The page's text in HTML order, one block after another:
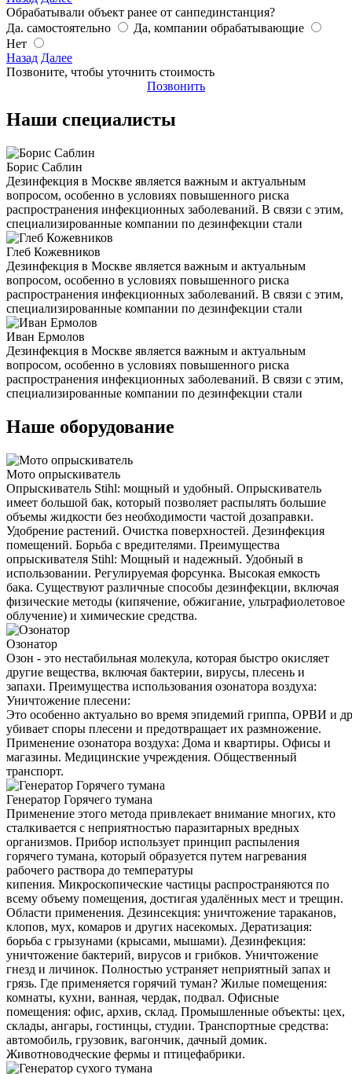
Обрабатывали объект ранее от санпединстанция?
Да. самостоятельно
Да, компании обрабатывающие
Нет
Назад Далее
Позвоните, чтобы уточнить стоимость
Позвонить
Наши специалисты
Борис Саблин
Дезинфекция в Москве является важным и актуальным
вопросом, особенно в условиях повышенного риска
распространения инфекционных заболеваний. В связи с этим,
специализированные компании по дезинфекции стали
Глеб Кожевников
Дезинфекция в Москве является важным и актуальным
вопросом, особенно в условиях повышенного риска
распространения инфекционных заболеваний. В связи с этим,
специализированные компании по дезинфекции стали
Иван Ермолов
Дезинфекция в Москве является важным и актуальным
вопросом, особенно в условиях повышенного риска
распространения инфекционных заболеваний. В связи с этим,
специализированные компании по дезинфекции стали
Наше оборудование
Мото опрыскиватель
Опрыскиватель Stihl: мощный и удобный. Опрыскиватель
имеет большой бак, который позволяет распылять большие
объемы жидкости без необходимости частой дозаправки.
Удобрение растений. Очистка поверхностей. Дезинфекция
помещений. Борьба с вредителями. Преимущества
опрыскивателя Stihl: Мощный и надежный. Удобный в
использовании. Регулируемая форсунка. Высокая емкость
бака. Существуют различные способы дезинфекции, включая
физические методы (кипячение, обжигание, ультрафиолетовое
облучение) и химические средства.
Озонатор
Озон - это нестабильная молекула, которая быстро окисляет
другие вещества, включая бактерии, вирусы, плесень и
запахи. Преимущества использования озонатора воздуха:
Уничтожение плесени:
Это особенно актуально во время эпидемий гриппа, ОРВИ и
убивает споры плесени и предотвращает их размножение.
Применение озонатора воздуха: Дома и квартиры. Офисы и
магазины. Медицинские учреждения. Общественный
транспорт.
Генератор Горячего тумана
Применение этого метода привлекает внимание многих, кто
сталкивается с неприятностью паразитарных вредных
организмов. Прибор использует принцип распыления
горячего тумана, который образуется путем нагревания
рабочего раствора до температуры
кипения. Микроскопические частицы распространяются по
всему объему помещения, достигая удалённых мест и трещин.
Области применения. Дезинсекция: уничтожение тараканов,
клопов, мух, комаров и других насекомых. Дератизация:
борьба с грызунами (крысами, мышами). Дезинфекция:
уничтожение бактерий, вирусов и грибков. Уничтожение
гнезд и личинок. Полностью устраняет неприятный запах и
грязь. Где применяется горячий туман? Жилые помещения:
комнаты, кухни, ванная, чердак, подвал. Офисные
помещения: офис, архив, склад. Промышленные объекты: цех,
склады, ангары, гостинцы, студии. Транспортные средства:
автомобиль, грузовик, вагончик, дачный домик.
Животноводческие фермы и птицефабрики.